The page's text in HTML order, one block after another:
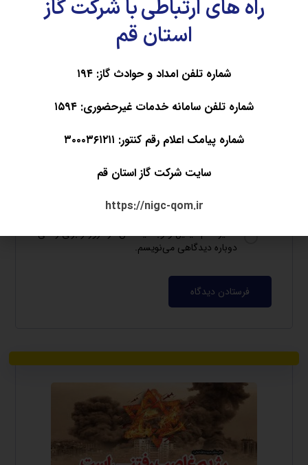
ذخیره نام، ایمیل و وبسایت من در مرورگر برای زمانی که
دوباره دیدگاهی می‌نویسم.
راه های ارتباطی با شرکت گاز
استان قم
شماره تلفن امداد و حوادث گاز: ۱۹۴
شماره تلفن سامانه خدمات غیرحضوری: ۱۵۹۴
شماره پیامک اعلام رقم کنتور: ۳۰۰۰۳۶۱۲۱۱
سایت شرکت گاز استان قم
https://nigc-qom.ir